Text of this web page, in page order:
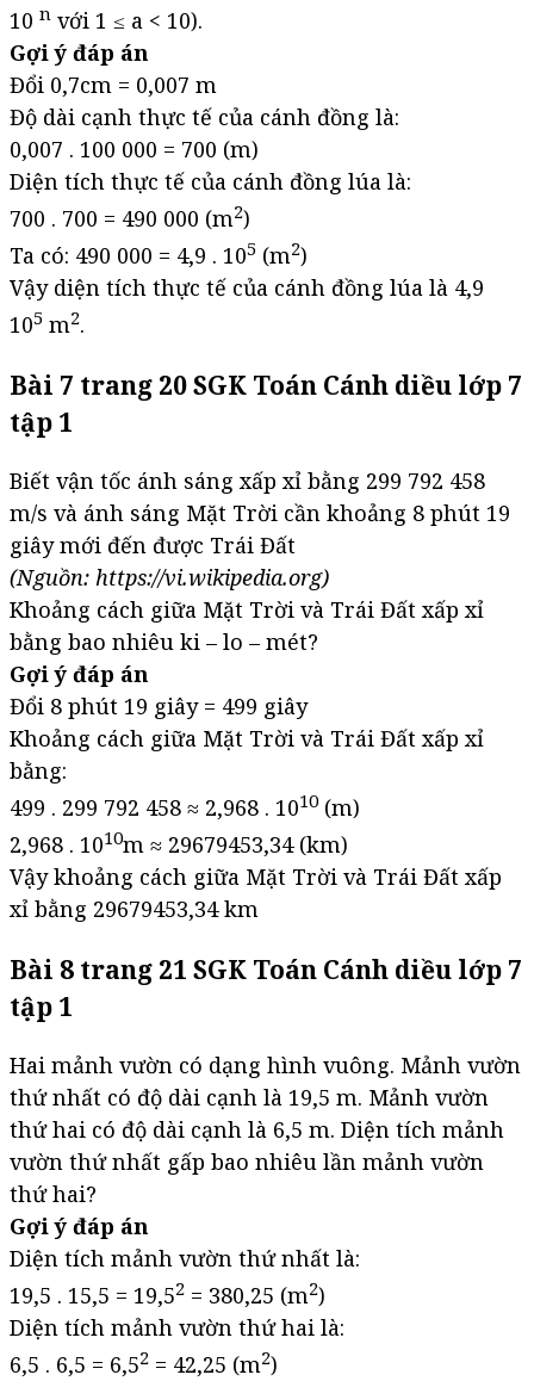
10 n với 1 ≤ a < 10).
Gợi ý đáp án
Đổi 0,7cm = 0,007 m
Độ dài cạnh thực tế của cánh đồng là:
0,007 . 100 000 = 700 (m)
Diện tích thực tế của cánh đồng lúa là:
700 . 700 = 490 000 (m2)
Ta có: 490 000 = 4,9 . 105 (m2)
Vậy diện tích thực tế của cánh đồng lúa là 4,9
105 m2.
Bài 7 trang 20 SGK Toán Cánh diều lớp 7
tập 1
Biết vận tốc ánh sáng xấp xỉ bằng 299 792 458
m/s và ánh sáng Mặt Trời cần khoảng 8 phút 19
giây mới đến được Trái Đất
(Nguồn: https://vi.wikipedia.org)
Khoảng cách giữa Mặt Trời và Trái Đất xấp xỉ
bằng bao nhiêu ki – lo – mét?
Gợi ý đáp án
Đổi 8 phút 19 giây = 499 giây
Khoảng cách giữa Mặt Trời và Trái Đất xấp xỉ
bằng:
499 . 299 792 458 ≈ 2,968 . 1010 (m)
2,968 . 1010m ≈ 29679453,34 (km)
Vậy khoảng cách giữa Mặt Trời và Trái Đất xấp
xỉ bằng 29679453,34 km
Bài 8 trang 21 SGK Toán Cánh diều lớp 7
tập 1
Hai mảnh vườn có dạng hình vuông. Mảnh vườn
thứ nhất có độ dài cạnh là 19,5 m. Mảnh vườn
thứ hai có độ dài cạnh là 6,5 m. Diện tích mảnh
vườn thứ nhất gấp bao nhiêu lần mảnh vườn
thứ hai?
Gợi ý đáp án
Diện tích mảnh vườn thứ nhất là:
19,5 . 15,5 = 19,52 = 380,25 (m2)
Diện tích mảnh vườn thứ hai là:
6,5 . 6,5 = 6,52 = 42,25 (m2)